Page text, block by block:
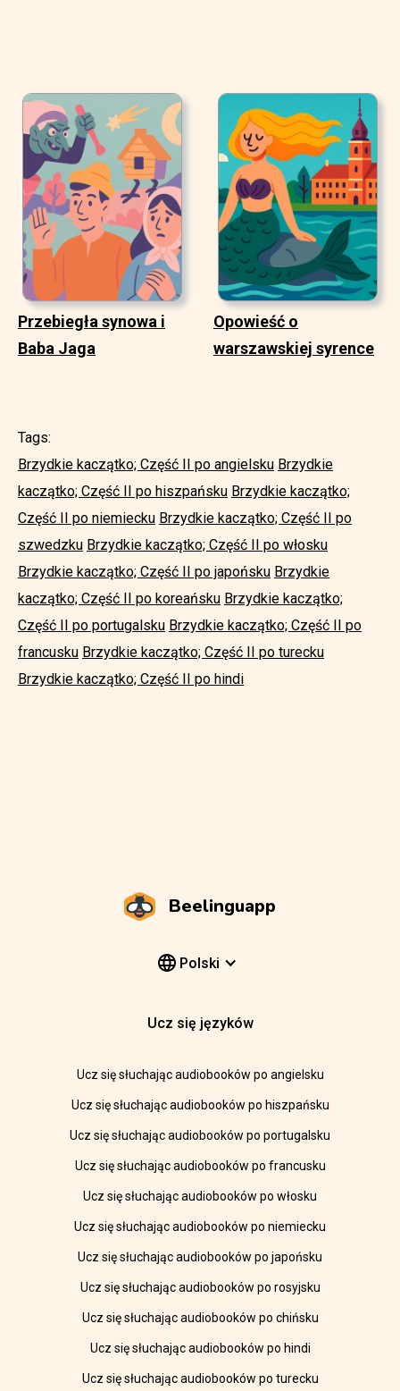
Przebiegła synowa i
Baba Jaga
Opowieść o
warszawskiej syrence
Tags:
Brzydkie kaczątko; Część II po angielsku Brzydkie
kaczątko; Część II po hiszpańsku Brzydkie kaczątko;
Część II po niemiecku Brzydkie kaczątko; Część II po
szwedzku Brzydkie kaczątko; Część II po włosku
Brzydkie kaczątko; Część II po japońsku Brzydkie
kaczątko; Część II po koreańsku Brzydkie kaczątko;
Część II po portugalsku Brzydkie kaczątko; Część II po
francusku Brzydkie kaczątko; Część II po turecku
Brzydkie kaczątko; Część II po hindi
Beelinguapp
Polski
Ucz się języków
Ucz się słuchając audiobooków po angielsku
Ucz się słuchając audiobooków po hiszpańsku
Ucz się słuchając audiobooków po portugalsku
Ucz się słuchając audiobooków po francusku
Ucz się słuchając audiobooków po włosku
Ucz się słuchając audiobooków po niemiecku
Ucz się słuchając audiobooków po japońsku
Ucz się słuchając audiobooków po rosyjsku
Ucz się słuchając audiobooków po chińsku
Ucz się słuchając audiobooków po hindi
Ucz się słuchając audiobooków po turecku